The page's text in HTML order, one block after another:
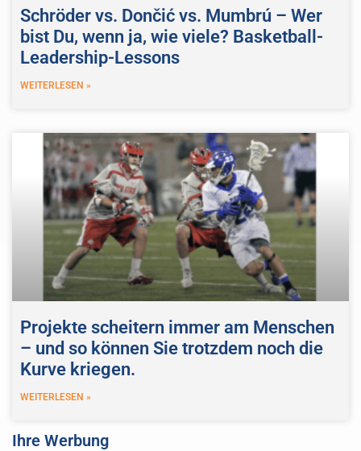
Schröder vs. Dončić vs. Mumbrú – Wer
bist Du, wenn ja, wie viele? Basketball-
Leadership-Lessons
WEITERLESEN »
Projekte scheitern immer am Menschen
– und so können Sie trotzdem noch die
Kurve kriegen.
WEITERLESEN »
Ihre Werbung